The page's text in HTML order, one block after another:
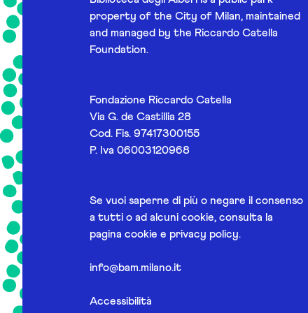
property of the City of Milan, maintained
and managed by the Riccardo Catella
Foundation.
Fondazione Riccardo Catella
Via G. de Castillia 28
Cod. Fis. 97417300155
P. Iva 06003120968
Se vuoi saperne di più o negare il consenso
a tutti o ad alcuni cookie, consulta la
pagina cookie e privacy policy.
info@bam.milano.it
Accessibilità